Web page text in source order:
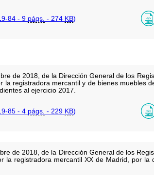
84 - 9 págs. - 274 KB)
de 2018, de la Dirección General de los
la registradora mercantil y de bienes muebles
al ejercicio 2017.
85 - 4 págs. - 229 KB)
de 2018, de la Dirección General de los
la registradora mercantil XX de Madrid, por